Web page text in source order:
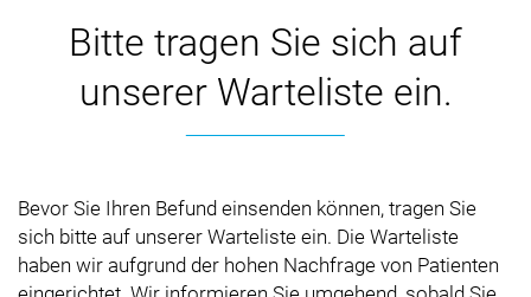
Bitte tragen Sie sich auf
unserer Warteliste ein.
Bevor Sie Ihren Befund einsenden können, tragen Sie
sich bitte auf unserer Warteliste ein. Die Warteliste
haben wir aufgrund der hohen Nachfrage von Patienten